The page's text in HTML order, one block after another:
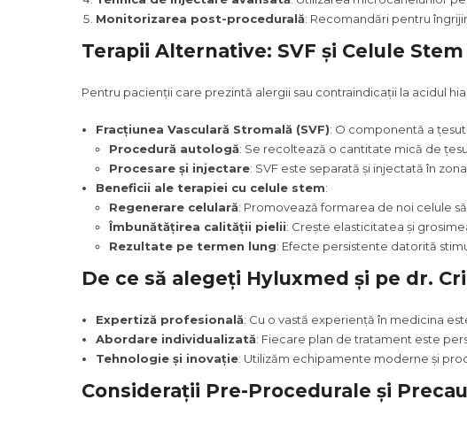
Monitorizarea post-procedurală: Recomandări pentru
Terapii Alternative: SVF și Celule
Pentru pacienții care prezintă alergii sau contraindicații la acidul
Fracțiunea Vasculară Stromală (SVF): O componentă a
Procedură autologă: Se recoltează o cantitate mică de
Procesare și injectare: SVF este separată și injectată în
Beneficii ale terapiei cu celule stem:
Regenerare celulară: Promovează formarea de noi celule
Îmbunătățirea calității pielii: Crește elasticitatea și
Rezultate pe termen lung: Efecte persistente datorită
De ce să alegeți Hyluxmed și pe dr.
Expertiză profesională: Cu o vastă experiență în medicina
Abordare individualizată: Fiecare plan de tratament este
Tehnologie și inovație: Utilizăm echipamente moderne și
Considerații Pre-Procedurale și